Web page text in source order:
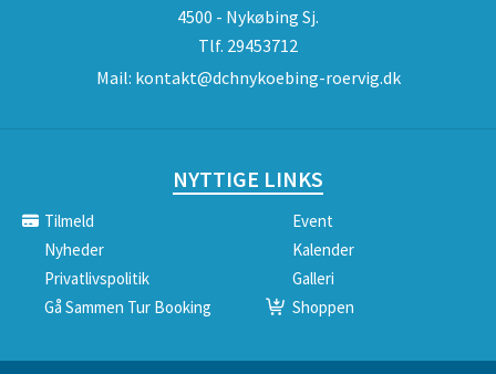
4500 - Nykøbing Sj.
Tlf. 29453712
Mail: kontakt@dchnykoebing-roervig.dk
NYTTIGE LINKS
Tilmeld
Event
Nyheder
Kalender
Privatlivspolitik
Galleri
Gå Sammen Tur Booking
Shoppen